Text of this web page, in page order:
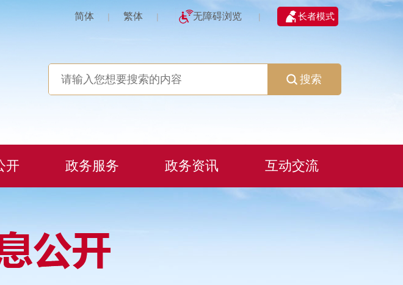
简体 | 繁体 | 无障碍浏览 | 长者模式
搜索
开 政务服务 政务资讯 互动交流